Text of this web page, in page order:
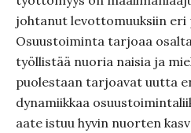
johtanut levottomuuksiin eri
Osuustoiminta tarjoaa
työllistää nuoria naisia ja
puolestaan tarjoavat uutta
dynamiikkaa
aate istuu hyvin nuorten